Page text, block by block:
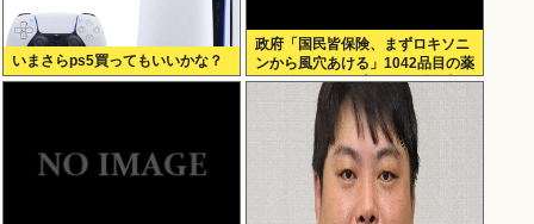
いまさらps5買ってもいいかな？
政府「国民皆保険、まずロキソニ
ンから風穴あける」1042品目の薬
価4分の1を保険適用外で財布直
撃、2027年3月開始